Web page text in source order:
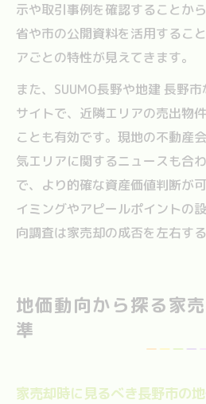
示や取引事例を確認することか
省や市の公開資料を活用するこ
アごとの特性が見えてきます。
また、SUUMO長野や地建 長野
サイトで、近隣エリアの売出物
ことも有効です。現地の不動産
気エリアに関するニュースも合
で、より的確な資産価値判断が
イミングやアピールポイントの
向調査は家売却の成否を左右す
地価動向から探る家
準
家売却時に見るべき長野市の